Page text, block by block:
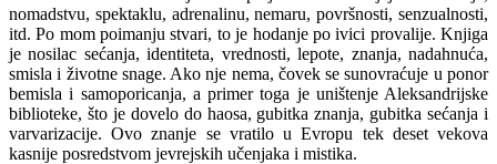
nomadstvu, spektaklu, adrenalinu, nemaru, površnosti, senzualnosti,
itd. Po mom poimanju stvari, to je hodanje po ivici provalije. Knjiga
je nosilac sećanja, identiteta, vrednosti, lepote, znanja, nadahnuća,
smisla i životne snage. Ako nje nema, čovek se sunovraćuje u ponor
bemisla i samoporicanja, a primer toga je uništenje Aleksandrijske
biblioteke, što je dovelo do haosa, gubitka znanja, gubitka sećanja i
varvarizacije. Ovo znanje se vratilo u Evropu tek deset vekova
kasnije posredstvom jevrejskih učenjaka i mistika.